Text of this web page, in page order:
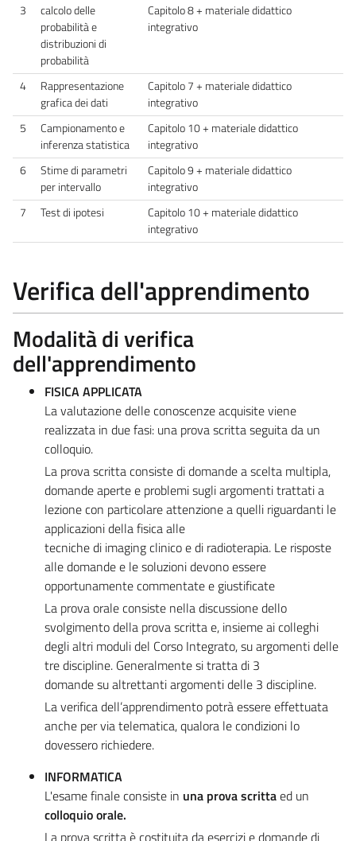
3
calcolo delle
probabilità e
distribuzioni di
probabilità
Capitolo 8 + materiale didattico
integrativo
4
Rappresentazione
grafica dei dati
Capitolo 7 + materiale didattico
integrativo
5
Campionamento e
inferenza statistica
Capitolo 10 + materiale didattico
integrativo
6
Stime di parametri
per intervallo
Capitolo 9 + materiale didattico
integrativo
7
Test di ipotesi
Capitolo 10 + materiale didattico
integrativo
Verifica dell'apprendimento
Modalità di verifica
dell'apprendimento
FISICA APPLICATA
La valutazione delle conoscenze acquisite viene
realizzata in due fasi: una prova scritta seguita da un
colloquio.
La prova scritta consiste di domande a scelta multipla,
domande aperte e problemi sugli argomenti trattati a
lezione con particolare attenzione a quelli riguardanti le
applicazioni della fisica alle
tecniche di imaging clinico e di radioterapia. Le risposte
alle domande e le soluzioni devono essere
opportunamente commentate e giustificate
La prova orale consiste nella discussione dello
svolgimento della prova scritta e, insieme ai colleghi
degli altri moduli del Corso Integrato, su argomenti delle
tre discipline. Generalmente si tratta di 3
domande su altrettanti argomenti delle 3 discipline.
La verifica dell’apprendimento potrà essere effettuata
anche per via telematica, qualora le condizioni lo
dovessero richiedere.
INFORMATICA
L'esame finale consiste in una prova scrittaed un
colloquio orale.
La prova scritta è costituita da esercizi e domande di